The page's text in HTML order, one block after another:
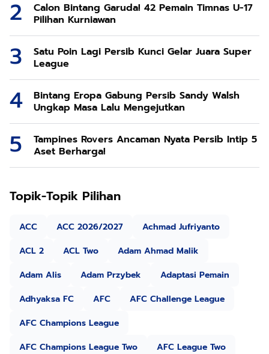
Calon Bintang Garuda! 42 Pemain Timnas U-17
Pilihan Kurniawan
Satu Poin Lagi Persib Kunci Gelar Juara Super
League
Bintang Eropa Gabung Persib Sandy Walsh
Ungkap Masa Lalu Mengejutkan
Tampines Rovers Ancaman Nyata Persib Intip 5
Aset Berharga!
Topik-Topik Pilihan
ACC ACC 2026/2027
Achmad Jufriyanto
ACL 2
ACL Two
Adam Ahmad Malik
Adam Alis
Adam Przybek
Adaptasi Pemain
Adhyaksa FC
AFC
AFC Challenge League
AFC Champions League
AFC Champions League Two
AFC League Two